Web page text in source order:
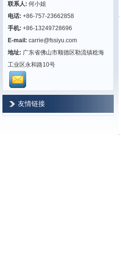
联系人: 何小姐
电话: +86-757-23662858
手机: +86-13249728696
E-mail: carrie@fssiyu.com
地址: 广东省佛山市顺德区勒流镇稔海
工业区永和路10号
友情链接